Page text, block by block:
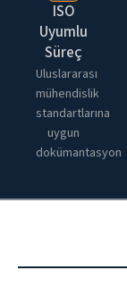
ISO
Uyumlu
Süreç
Uluslararası
mühendislik
standartlarına
uygun
dokümantasyon